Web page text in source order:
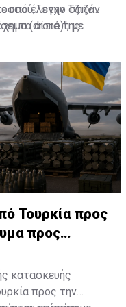
"στην Τζιζάν
(drone)", με
υπό έλεγχο στην
τα αίτιά της.
Τουρκία προς
προς
κατασκευής
προς την